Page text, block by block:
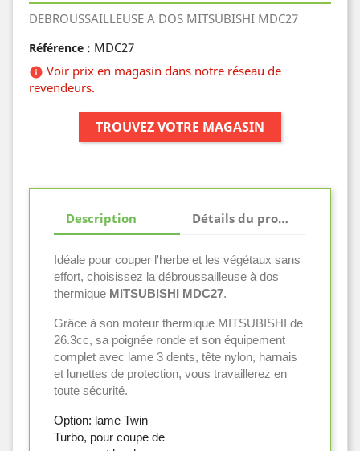
DEBROUSSAILLEUSE A DOS MITSUBISHI MDC27
Référence : MDC27
 Voir prix en magasin dans notre réseau de
revendeurs.
TROUVEZ VOTRE MAGASIN
Description Détails du produit
Idéale pour couper l'herbe et les végétaux sans
effort, choisissez la débroussailleuse à dos
thermique MITSUBISHI MDC27.
Grâce à son moteur thermique MITSUBISHI de
26.3cc, sa poignée ronde et son équipement
complet avec lame 3 dents, tête nylon, harnais
et lunettes de protection, vous travaillerez en
toute sécurité.
Option: lame Twin
Turbo, pour coupe de